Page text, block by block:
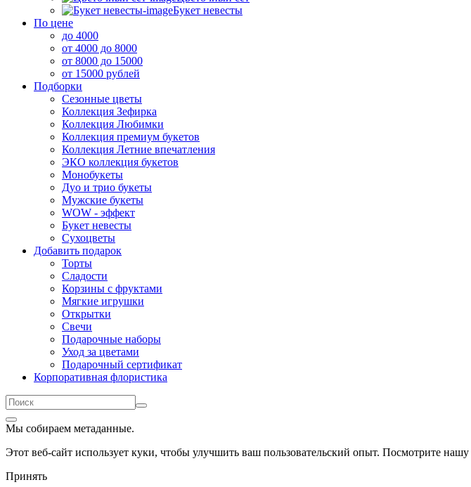
Букет невесты
По цене
до 4000
от 4000 до 8000
от 8000 до 15000
от 15000 рублей
Подборки
Сезонные цветы
Коллекция Зефирка
Коллекция Любимки
Коллекция премиум букетов
Коллекция Летние впечатления
ЭКО коллекция букетов
Монобукеты
Дуо и трио букеты
Мужские букеты
WOW - эффект
Букет невесты
Сухоцветы
Добавить подарок
Торты
Сладости
Корзины с фруктами
Мягкие игрушки
Открытки
Свечи
Подарочные наборы
Уход за цветами
Подарочный сертификат
Корпоративная флористика
Мы собираем метаданные.
Этот веб-сайт использует куки, чтобы улучшить ваш пользовательский опыт. Посмотрите нашу
Принять